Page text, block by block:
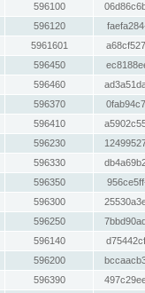
596100
596120
5961601
596450
596460
596370
596410
596230
596330
596350
596300
596250
596140
596200
596390